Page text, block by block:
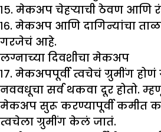
१५. मेकअप चेहऱ्याची ठेवण आणि
१६. मेकअप आणि दागिन्यांचा
गरजेचं आहे.
लग्नाच्या दिवशीचा मेकअप
१७. मेकअपपूर्वी त्वचेचं ग्रुमींग
नववधूचा सर्व थकवा दूर होतो.
मेकअप सुरू करण्यापूर्वी कमीत
त्वचेला ग्रुमींग केलं जातं.